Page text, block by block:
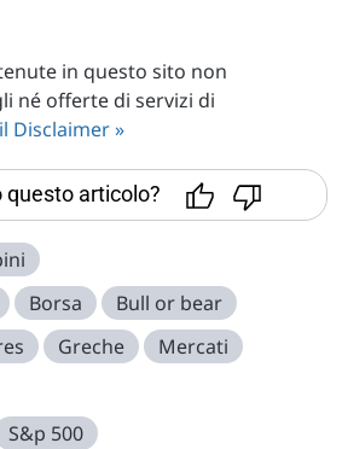
in questo sito non
né offerte di servizi di
Disclaimer »
questo articolo?
Borsa
Bull or bear
Greche
Mercati
S&p 500